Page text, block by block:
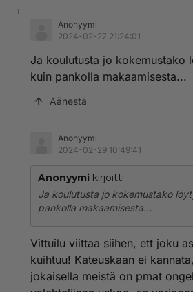
Anonyymi
2024-02-27 21:24:01
Ja koulutusta jo kokemustako
kuin pankolla makaamisesta...
Äänestä
Anonyymi
2024-02-29 10:49:41
Anonyymi kirjoitti:
Ja koulutusta jo kokemustako
pankolla makaamisesta...
Vittuilu viittaa siihen, ett joku
kuihtuu! Kateuskaan ei
jokaisella meistä on pmat